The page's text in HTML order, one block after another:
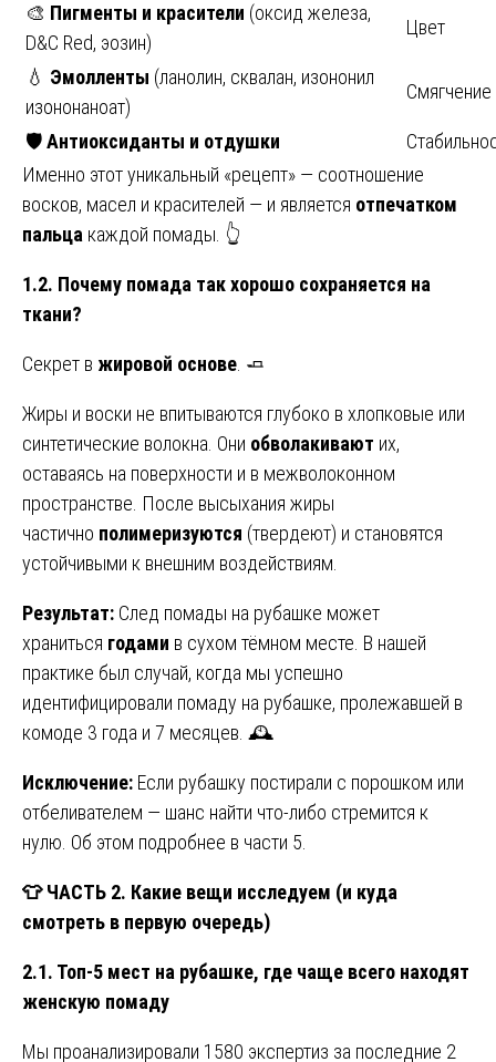
🎨 Пигменты и красители (оксид железа,
D&C Red, эозин)
Цвет
💧 Эмолленты (ланолин, сквалан, изононил
изононаноат)
Смягчение
🛡️Антиоксиданты и отдушки
Именно этот уникальный «рецепт» — соотношение
восков, масел и красителей — и является отпечатком
пальца каждой помады. 👆
1.2. Почему помада так хорошо сохраняется на
ткани?
Секрет в жировой основе. 🧈
Жиры и воски не впитываются глубоко в хлопковые или
синтетические волокна. Они обволакивают их,
оставаясь на поверхности и в межволоконном
пространстве. После высыхания жиры
частично полимеризуются (твердеют) и становятся
устойчивыми к внешним воздействиям.
Результат: След помады на рубашке может
храниться годами в сухом тёмном месте. В нашей
практике был случай, когда мы успешно
идентифицировали помаду на рубашке, пролежавшей в
комоде 3 года и 7 месяцев. 🕰️
Исключение: Если рубашку постирали с порошком или
отбеливателем — шанс найти что-либо стремится к
нулю. Об этом подробнее в части 5.
👕ЧАСТЬ 2. Какие вещи исследуем (и куда
смотреть в первую очередь)
2.1. Топ-5 мест на рубашке, где чаще всего находят
женскую помаду
Мы проанализировали 1580 экспертиз за последние 2